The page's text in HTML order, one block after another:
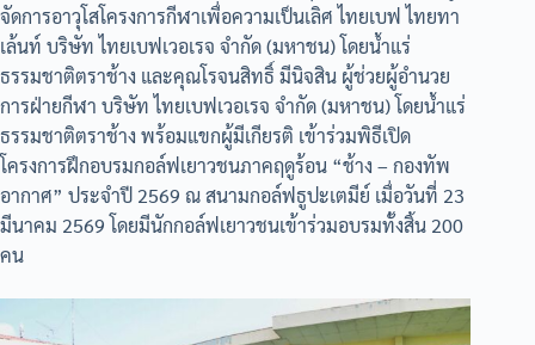
จัดการอาวุโสโครงการกีฬาเพื่อความเป็นเลิศ ไทยเบฟ ไทยทา
เล้นท์ บริษัท ไทยเบฟเวอเรจ จำกัด (มหาชน) โดยน้ำแร่
ธรรมชาติตราช้าง และคุณโรจนสิทธิ์ มีนิจสิน ผู้ช่วยผู้อำนวย
การฝ่ายกีฬา บริษัท ไทยเบฟเวอเรจ จำกัด (มหาชน) โดยน้ำแร่
ธรรมชาติตราช้าง พร้อมแขกผู้มีเกียรติ เข้าร่วมพิธีเปิด
โครงการฝึกอบรมกอล์ฟเยาวชนภาคฤดูร้อน “ช้าง – กองทัพ
อากาศ” ประจำปี 2569 ณ สนามกอล์ฟธูปะเตมีย์ เมื่อวันที่ 23
มีนาคม 2569 โดยมีนักกอล์ฟเยาวชนเข้าร่วมอบรมทั้งสิ้น 200
คน